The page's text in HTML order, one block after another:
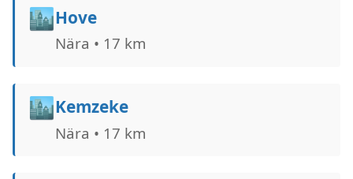
🏙️Hove
Nära • 17 km
🏙️Kemzeke
Nära • 17 km